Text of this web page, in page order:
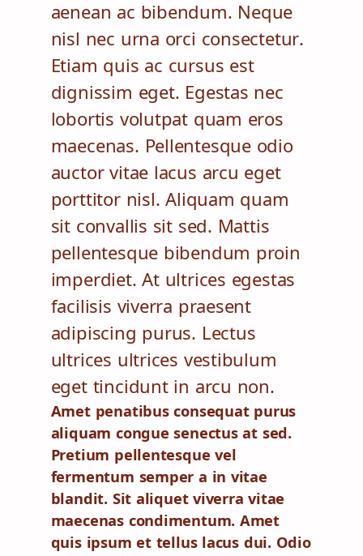
aenean ac bibendum. Neque
nisl nec urna orci consectetur.
Etiam quis ac cursus est
dignissim eget. Egestas nec
lobortis volutpat quam eros
maecenas. Pellentesque odio
auctor vitae lacus arcu eget
porttitor nisl. Aliquam quam
sit convallis sit sed. Mattis
pellentesque bibendum proin
imperdiet. At ultrices egestas
facilisis viverra praesent
adipiscing purus. Lectus
ultrices ultrices vestibulum
eget tincidunt in arcu non.
Amet penatibus consequat purus
aliquam congue senectus at sed.
Pretium pellentesque vel
fermentum semper a in vitae
blandit. Sit aliquet viverra vitae
maecenas condimentum. Amet
quis ipsum et tellus lacus dui. Odio